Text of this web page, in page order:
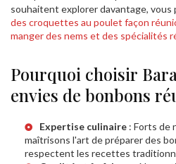
souhaitent explorer davantage, vous
des croquettes au poulet façon
manger des nems et des spécialités
Pourquoi choisir
envies de bonbons
Expertise culinaire : Forts de
maîtrisons l'art de préparer des
respectent les recettes